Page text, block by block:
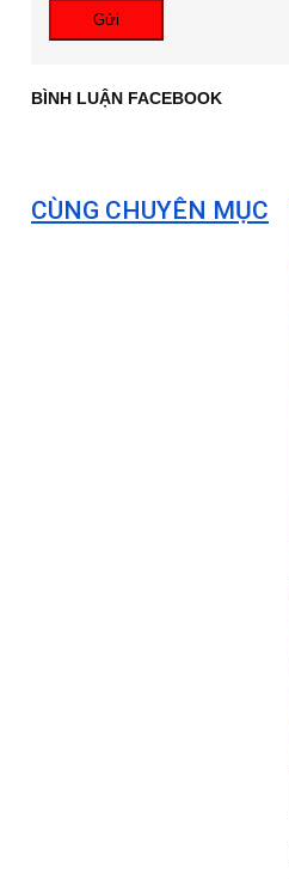
Gửi
BÌNH LUẬN FACEBOOK
CÙNG CHUYÊN MỤC